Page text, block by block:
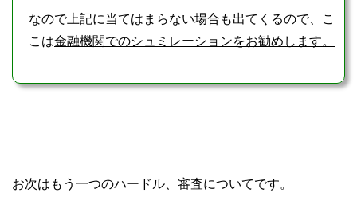
なので上記に当てはまらない場合も出てくるので、こ
こは金融機関でのシュミレーションをお勧めします。
お次はもう一つのハードル、審査についてです。